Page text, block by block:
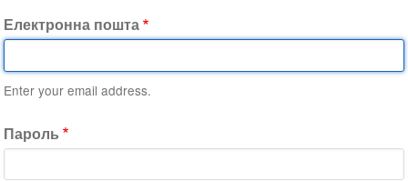
Електронна пошта
Enter your email address.
Пароль